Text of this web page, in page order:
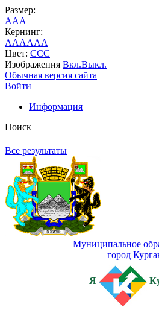
Размер:
AAA
Кернинг:
AAAAAA
Цвет: CCC
Изображения Вкл.Выкл.
Обычная версия сайта
Войти
Информация
Поиск
Все результаты
Муниципальное
город
Я